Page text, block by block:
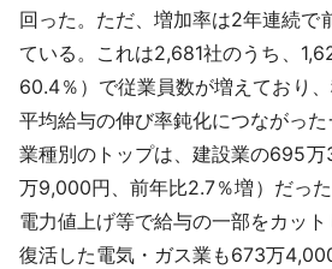
English
回った。ただ、増加率は2年連続で
ている。これは2,681社のうち、
60.4％）で従業員数が増えており
平均給与の伸び率鈍化につながった
業種別のトップは、建設業の695
万9,000円、前年比2.7％増）だっ
電力値上げ等で給与の一部をカッ
復活した電気・ガス業も673万